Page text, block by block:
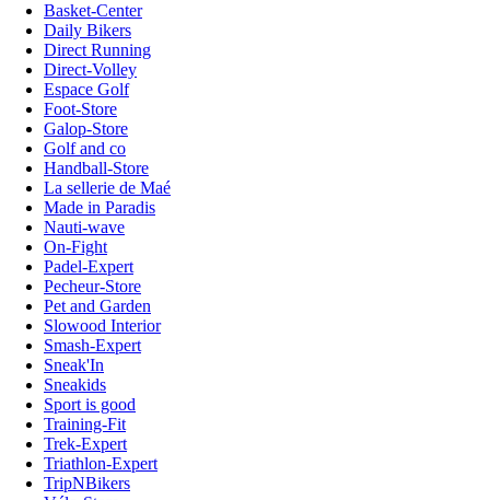
Basket-Center
Daily Bikers
Direct Running
Direct-Volley
Espace Golf
Foot-Store
Galop-Store
Golf and co
Handball-Store
La sellerie de Maé
Made in Paradis
Nauti-wave
On-Fight
Padel-Expert
Pecheur-Store
Pet and Garden
Slowood Interior
Smash-Expert
Sneak'In
Sneakids
Sport is good
Training-Fit
Trek-Expert
Triathlon-Expert
TripNBikers